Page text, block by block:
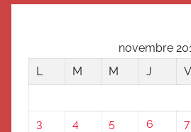
novembre
L
M M J V
3
4 5 6 7